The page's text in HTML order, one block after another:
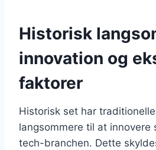
Historisk
innovation og
faktorer
Historisk set har
langsommere til at innovere
tech-branchen. Dette